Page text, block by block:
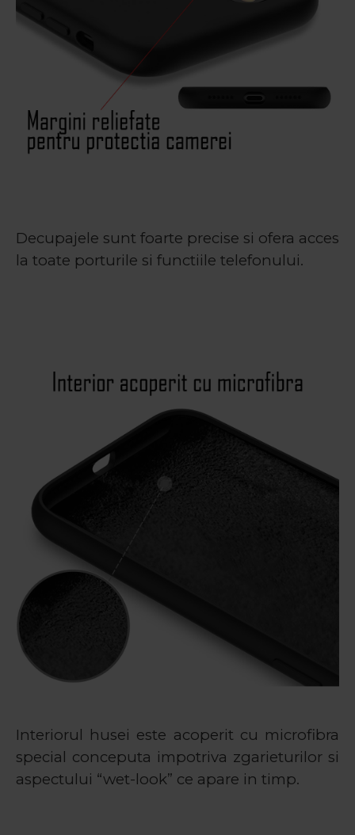
Decupajele sunt foarte precise si ofera acces
la toate porturile si functiile telefonului.
Interiorul husei este acoperit cu microfibra
special conceputa impotriva zgarieturilor si
aspectului “wet-look” ce apare in timp.